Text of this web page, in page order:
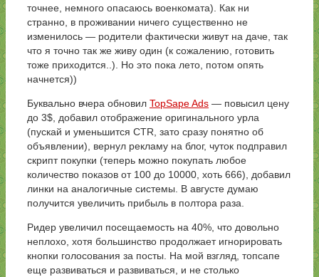
точнее, немного опасаюсь военкомата). Как ни
странно, в проживании ничего существенно не
изменилось — родители фактически живут на даче, так
что я точно так же живу один (к сожалению, готовить
тоже приходится..). Но это пока лето, потом опять
начнется))
Буквально вчера обновил TopSape Ads — повысил цену
до 3$, добавил отображение оригинального урла
(пускай и уменьшится CTR, зато сразу понятно об
объявлении), вернул рекламу на блог, чуток подправил
скрипт покупки (теперь можно покупать любое
количество показов от 100 до 10000, хоть 666), добавил
линки на аналогичные системы. В августе думаю
получится увеличить прибыль в полтора раза.
Ридер увеличил посещаемость на 40%, что довольно
неплохо, хотя большинство продолжает игнорировать
кнопки голосования за посты. На мой взгляд, топсапе
еще развиваться и развиваться, и не столько